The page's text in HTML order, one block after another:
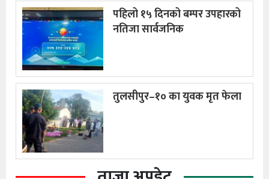
पहिलो १५ दिनको बम्पर उपहारको
नतिजा सार्वजनिक
तुलसीपुर–१० का युवक मृत फेला